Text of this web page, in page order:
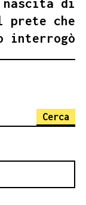
di
prete che
interrogò